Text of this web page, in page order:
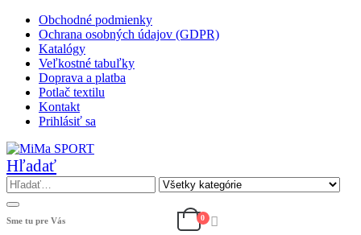
Obchodné podmienky
Ochrana osobných údajov (GDPR)
Katalógy
Veľkostné tabuľky
Doprava a platba
Potlač textilu
Kontakt
Prihlásiť sa
Hľadať
Sme tu pre Vás 0